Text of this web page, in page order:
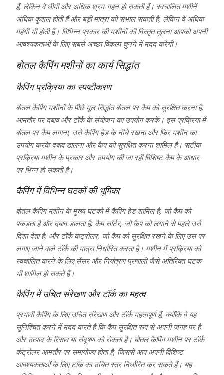
हैं, लेकिन वे धीमी और अधिक श्रम-गहन हो सकती हैं। स्वचालित मशीनें
अधिक कुशल होती हैं और बड़ी मात्रा को संभाल सकती हैं, लेकिन वे अधिक
महंगी भी होती हैं। विभिन्न प्रकार की मशीनों की विस्तृत तुलना आपको अपनी
आवश्यकताओं के लिए सबसे अच्छा विकल्प चुनने में मदद करेगी।
बोतल कैपिंग मशीनों का कार्य सिद्धांत
कैपिंग प्रक्रिया का स्पष्टीकरण
बोतल कैपिंग मशीनों के पीछे मूल सिद्धांत बोतल पर कैप को सुरक्षित करना है,
आमतौर पर दबाव और टॉर्क के संयोजन का उपयोग करके। इस प्रक्रिया में
बोतल पर कैप लगाना, उसे कैपिंग हेड के नीचे रखना और फिर मशीन का
उपयोग करके दबाव डालना और कैप को सुरक्षित करना शामिल है। सटीक
प्रक्रिया मशीन के प्रकार और उपयोग की जा रही विशिष्ट कैप के आधार
पर भिन्न हो सकती है।
कैपिंग में विभिन्न घटकों की भूमिका
बोतल कैपिंग मशीन के मुख्य घटकों में कैपिंग हेड शामिल है, जो कैप को
पकड़ता है और दबाव डालता है; कैप सॉर्टर, जो कैप को लगाने से पहले उसे
दिशा देता है; और टॉर्क कंट्रोलर, जो कैप को सुरक्षित रखने के लिए उस पर
लगाए जाने वाले टॉर्क की मात्रा निर्धारित करता है। मशीन में प्रक्रिया को
स्वचालित करने के लिए सेंसर और नियंत्रण प्रणाली जैसे अतिरिक्त घटक
भी शामिल हो सकते हैं।
कैपिंग में उचित संरेखण और टॉर्क का महत्व
प्रभावी कैपिंग के लिए उचित संरेखण और टॉर्क महत्वपूर्ण हैं, क्योंकि वे यह
सुनिश्चित करने में मदद करते हैं कि कैप सुरक्षित रूप से अपनी जगह पर है
और उत्पाद के रिसाव या संदूषण को रोकता है। बोतल कैपिंग मशीन पर टॉर्क
कंट्रोलर आमतौर पर समायोज्य होता है, जिससे आप अपनी विशिष्ट
आवश्यकताओं के लिए टॉर्क का उचित स्तर निर्धारित कर सकते हैं। यह